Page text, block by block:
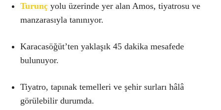
Turunç yolu üzerinde yer alan Amos, tiyatrosu ve
manzarasıyla tanınıyor.
Karacasöğüt’ten yaklaşık 45 dakika mesafede
bulunuyor.
Tiyatro, tapınak temelleri ve şehir surları hâlâ
görülebilir durumda.